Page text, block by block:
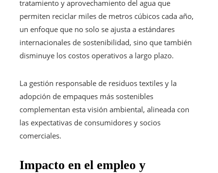
tratamiento y aprovechamiento del agua que
permiten reciclar miles de metros cúbicos cada año,
un enfoque que no solo se ajusta a estándares
internacionales de sostenibilidad, sino que también
disminuye los costos operativos a largo plazo.
La gestión responsable de residuos textiles y la
adopción de empaques más sostenibles
complementan esta visión ambiental, alineada con
las expectativas de consumidores y socios
comerciales.
Impacto en el empleo y